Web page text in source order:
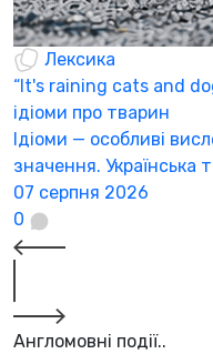
Лексика
“It's raining cats and
ідіоми про тварин
Ідіоми — особливі
значення. Українська
07 серпня 2026
0
Англомовні події..